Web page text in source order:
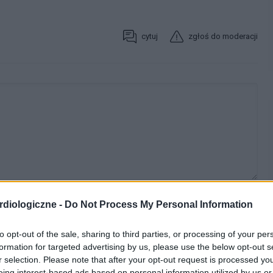
- Do Not Process My Personal Information
opt-out of the sale, sharing to third parties, or processing of your
for targeted advertising by us, please use the below opt-out
selection. Please note that after your opt-out request is processed
cytuj zgłoś do moderacji
WYBIERZ PLIK